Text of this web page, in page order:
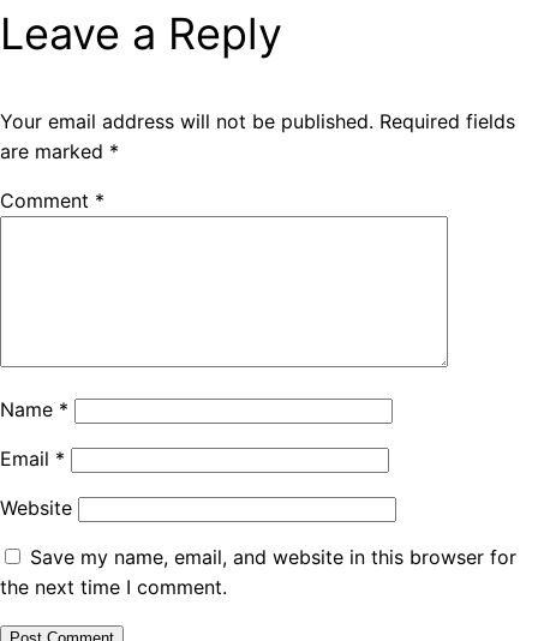
Leave a Reply
Your email address will not be published. Required fields
are marked *
Comment *
Name *
Email *
Website
Save my name, email, and website in this browser for
the next time I comment.